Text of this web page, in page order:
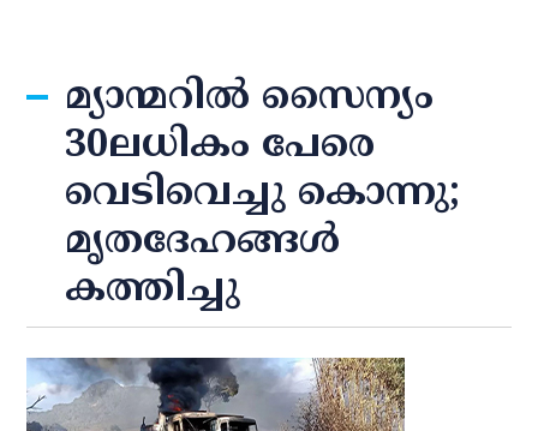
മ്യാന്മറില്‍ സൈന്യം
30ലധികം പേരെ
വെടിവെച്ചു കൊന്നു;
മൃതദേഹങ്ങള്‍
കത്തിച്ചു